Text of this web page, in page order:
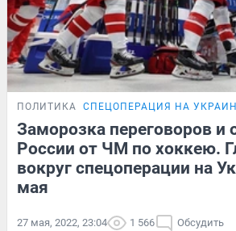
ПОЛИТИКА СПЕЦОПЕРАЦИЯ НА
Заморозка переговоров и
России от ЧМ по хоккею.
вокруг спецоперации на
мая
27 мая, 2022, 23:04 1 566 Обсудить